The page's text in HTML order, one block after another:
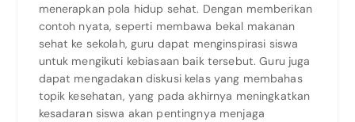
menerapkan pola hidup sehat. Dengan memberikan
contoh nyata, seperti membawa bekal makanan
sehat ke sekolah, guru dapat menginspirasi siswa
untuk mengikuti kebiasaan baik tersebut. Guru juga
dapat mengadakan diskusi kelas yang membahas
topik kesehatan, yang pada akhirnya meningkatkan
kesadaran siswa akan pentingnya menjaga